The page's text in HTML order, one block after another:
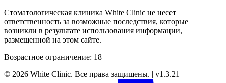
Стоматологическая клиника White Clinic не несет
ответственность за возможные последствия, которые
возникли в результате использования информации,
размещенной на этом сайте.
Возрастное ограничение: 18+
© 2026 White Clinic. Все права защищены. | v1.3.21